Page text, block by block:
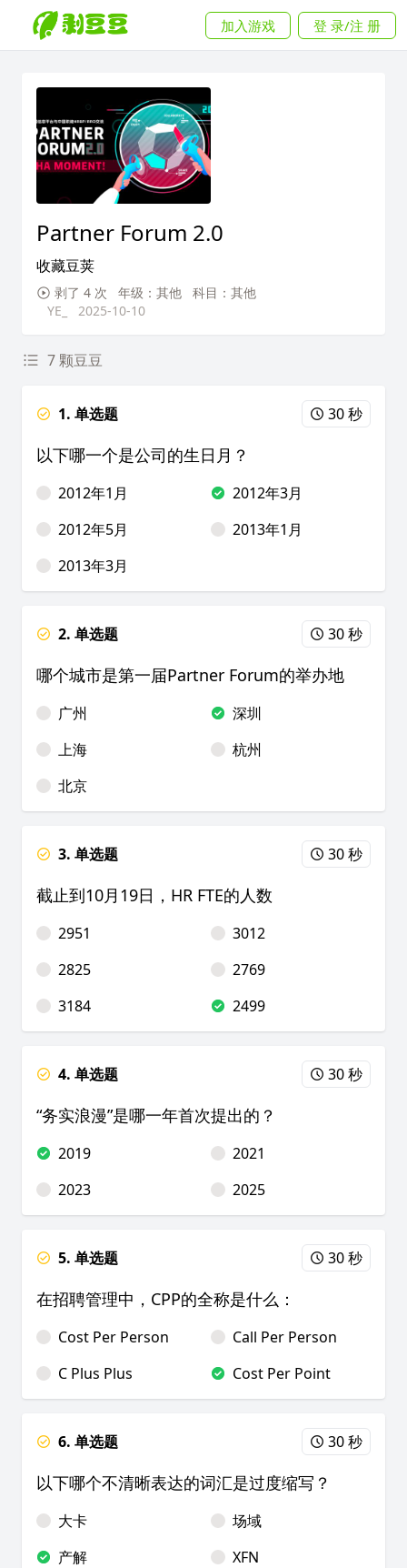
加入游戏 登 录/注 册
Partner Forum 2.0
收藏豆荚
剥了 4 次 年级：其他
科目：其他
YE_
2025-10-10
7 颗豆豆
1. 单选题 30 秒
以下哪一个是公司的生日月？
2012年1月
2012年3月
2012年5月
2013年1月
2013年3月
2. 单选题 30 秒
哪个城市是第一届Partner Forum的举办地
广州
深圳
上海
杭州
北京
3. 单选题 30 秒
截止到10月19日，HR FTE的人数
2951
3012
2825
2769
3184
2499
4. 单选题 30 秒
“务实浪漫”是哪一年首次提出的？
2019
2021
2023
2025
5. 单选题 30 秒
在招聘管理中，CPP的全称是什么：
Cost Per Person
Call Per Person
C Plus Plus
Cost Per Point
6. 单选题 30 秒
以下哪个不清晰表达的词汇是过度缩写？
大卡
场域
产解
XFN